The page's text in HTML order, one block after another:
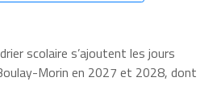
scolaire s’ajoutent les jours
Morin en 2027 et 2028, dont